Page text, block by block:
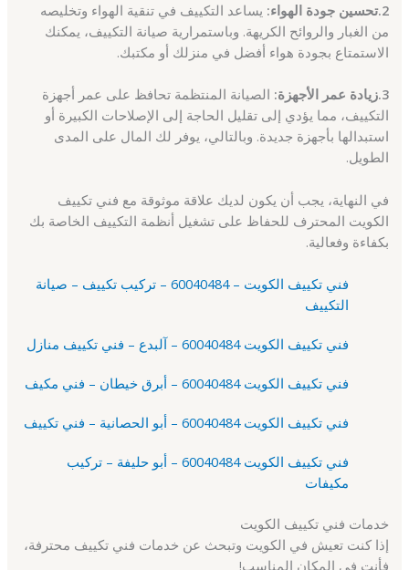
2.تحسين جودة الهواء:
يساعد التكييف في تنقية الهواء وتخليصه
من الغبار والروائح الكريهة. وباستمرارية صيانة التكييف، يمكنك
الاستمتاع بجودة هواء أفضل في منزلك أو مكتبك.
3.زيادة عمر الأجهزة:
الصيانة المنتظمة تحافظ على عمر أجهزة
التكييف، مما يؤدي إلى تقليل الحاجة إلى الإصلاحات الكبيرة أو
استبدالها بأجهزة جديدة. وبالتالي، يوفر لك المال على المدى
الطويل.
في النهاية، يجب أن يكون لديك علاقة موثوقة مع فني تكييف
الكويت المحترف للحفاظ على تشغيل أنظمة التكييف الخاصة بك
بكفاءة وفعالية.
فني تكييف الكويت – 60040484 – تركيب تكييف – صيانة
التكييف
فني تكييف الكويت 60040484 – آلبدع – فني تكييف منازل
فني تكييف الكويت 60040484 – أبرق خيطان – فني مكيف
فني تكييف الكويت 60040484 – أبو الحصانية – فني تكييف
فني تكييف الكويت 60040484 – أبو حليفة – تركيب
مكيفات
خدمات فني تكييف الكويت
إذا كنت تعيش في الكويت وتبحث عن خدمات فني تكييف محترفة،
فأنت في المكان المناسب!